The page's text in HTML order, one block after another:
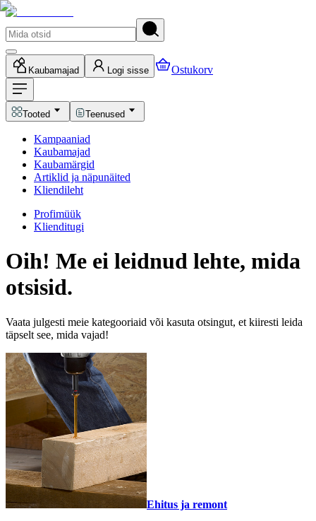
Kaubamajad Logi sisse Ostukorv
Tooted Teenused
Kampaaniad
Kaubamajad
Kaubamärgid
Artiklid ja näpunäited
Kliendileht
Profimüük
Klienditugi
Oih! Me ei leidnud lehte, mida
otsisid.
Vaata julgesti meie kategooriaid või kasuta otsingut, et kiiresti leida
täpselt see, mida vajad!
Ehitus ja remont